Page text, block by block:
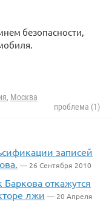
безопасности,
, Москва
проблема (1)
записей
— 26 Сентября 2010
откажутся
лжи — 20 Апреля